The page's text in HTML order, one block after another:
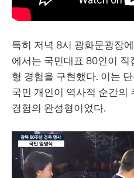
특히 저녁 8시 광화문광장
에서는 국민대표 80인이
형 경험을 구현했다. 이는
국민 개인이 역사적 순간의
경험의 완성형이었다.